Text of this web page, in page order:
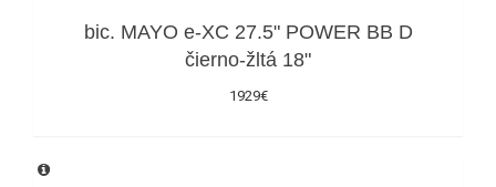
bic. MAYO e-XC 27.5" POWER BB D
čierno-žltá 18"
1929€